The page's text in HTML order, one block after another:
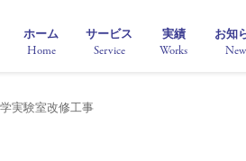
ホーム
Home
サービス
Service
実績
Works
お知
実験室改修工事